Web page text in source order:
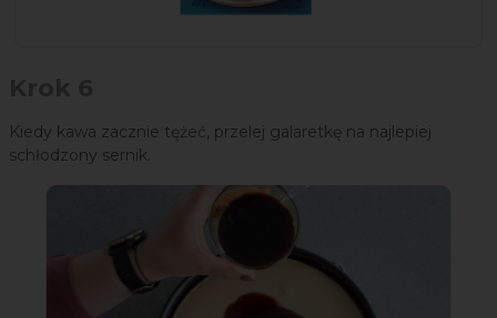
Kiedy kawa zacznie tężeć, przelej galaretkę na najlepiej
schłodzony sernik.